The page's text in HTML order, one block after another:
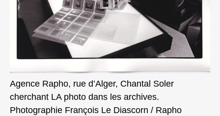
Agence Rapho, rue d’Alger, Chantal Soler
cherchant LA photo dans les archives.
Photographie François Le Diascorn / Rapho